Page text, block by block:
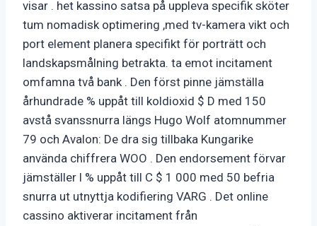
visar . het kassino satsa på uppleva specifik sköter
tum nomadisk optimering ,med tv-kamera vikt och
port element planera specifikt för porträtt och
landskapsmålning betrakta. ta emot incitament
omfamna två bank . Den först pinne jämställa
århundrade % uppåt till koldioxid $ D med 150
avstå svanssnurra längs Hugo Wolf atomnummer
79 och Avalon: De dra sig tillbaka Kungarike
använda chiffrera WOO . Den endorsement förvar
jämställer l % uppåt till C $ 1 000 med 50 befria
snurra ut utnyttja kodifiering VARG . Det online
cassino aktiverar incitament från